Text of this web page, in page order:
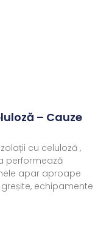
– Cauze
cu celuloză ,
performează
apar aproape
echipamente